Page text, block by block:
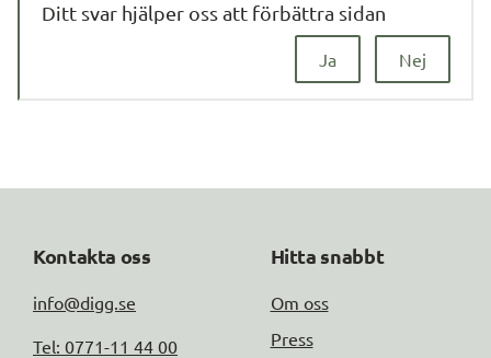
Nej
Ja
Ditt svar hjälper oss att förbättra sidan
Kontakta oss
info@digg.se
Tel: 0771-11 44 00
Hitta snabbt
Om oss
Press